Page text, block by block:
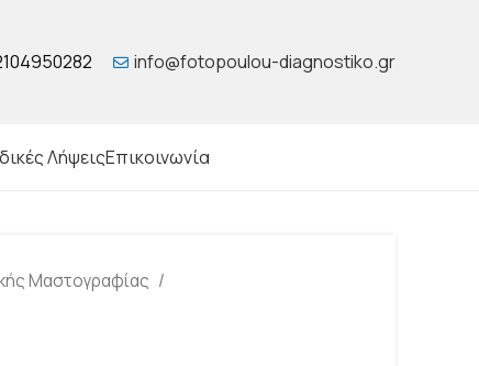
info@fotopoulou-diagnostiko.gr
ΛήψειςΕπικοινωνία
Μαστογραφίας